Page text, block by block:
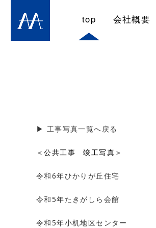
top 会社概要
▶︎ 工事写真一覧へ戻る
＜公共工事 竣工写真＞
令和6年ひかりが丘住宅
令和5年たきがしら会館
令和5年小机地区センター